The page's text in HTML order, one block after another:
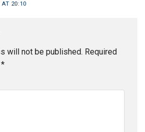
20:10
will not be published. Required
*